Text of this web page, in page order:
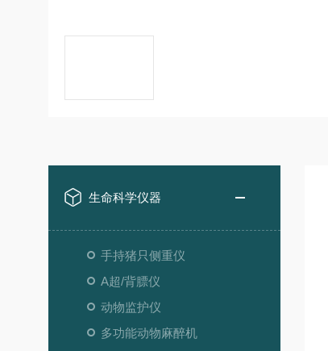
生命科学仪器
手持猪只侧重仪
A超/背膘仪
动物监护仪
多功能动物麻醉机